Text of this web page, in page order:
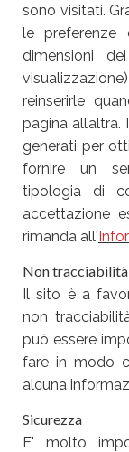
sono visitati.
le preferenze
dimensioni
reinserirle
pagina
generati per
fornire un
tipologia di
accettazione
rimanda all'
Non tracciabilità
Il sito è a
non
può essere
fare in modo
alcuna
Sicurezza
E' molto